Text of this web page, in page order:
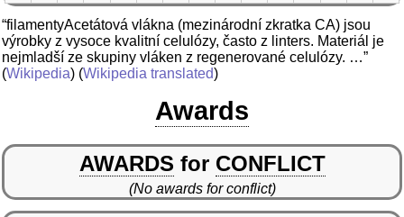
“filamentyAcetátová vlákna (mezinárodní zkratka CA) jsou
výrobky z vysoce kvalitní celulózy, často z linters. Materiál je
nejmladší ze skupiny vláken z regenerované celulózy. …”
(Wikipedia) (Wikipedia translated)
Awards
AWARDS for CONFLICT
(No awards for conflict)